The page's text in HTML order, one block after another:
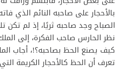
بالأحجار على صاحبه النائم الذي
الصباح وجد صاحبه ثريًا، إذ لم تكن
نظر الحارس صاحب الفكرة، إلى
كيف يصنع الحظ بصاحبه؟!، أجاب
تعرف أن الحظ كالأحجار الكريمة التي